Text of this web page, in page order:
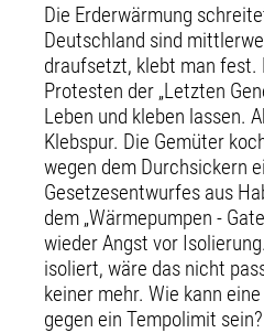
Die Erderwärmung
Deutschland sind
draufsetzt, klebt man fest.
Protesten der „Letzten
Leben und kleben lassen.
Klebspur. Die Gemüter
wegen dem Durchsickern
Gesetzesentwurfes aus
dem „Wärmepumpen -
wieder Angst vor
isoliert, wäre das nicht
keiner mehr. Wie kann
gegen ein Tempolimit